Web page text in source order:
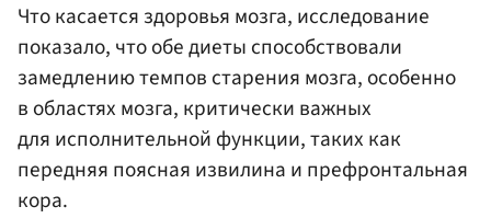
Что касается здоровья мозга, исследование
показало, что обе диеты способствовали
замедлению темпов старения мозга, особенно
в областях мозга, критически важных
для исполнительной функции, таких как
передняя поясная извилина и префронтальная
кора.